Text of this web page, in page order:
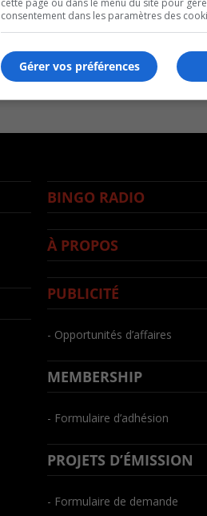
BINGO RADIO
À PROPOS
PUBLICITÉ
- Opportunités d’affaires
MEMBERSHIP
- Formulaire d’adhésion
PROJETS D’ÉMISSION
- Formulaire de demande
cette page ou dans le menu du site pour
consentement dans les paramètres des
Gérer vos préférences